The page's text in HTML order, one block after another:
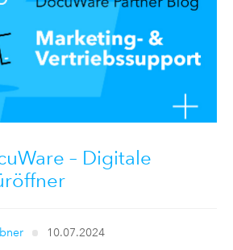
– Digitale
10.07.2024